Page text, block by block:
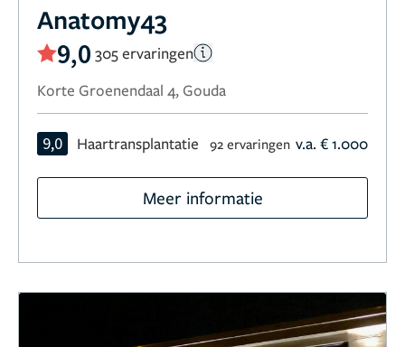
Anatomy43
9,0 305 ervaringen
Korte Groenendaal 4, Gouda
9,0 Haartransplantatie 92 ervaringen v.a. € 1.000
Meer informatie